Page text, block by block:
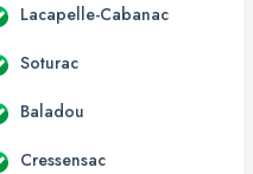
Lacapelle-Cabanac
Soturac
Baladou
Cressensac